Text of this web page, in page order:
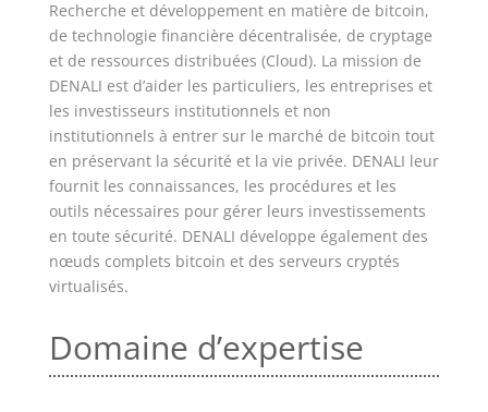
Recherche et développement en matière de bitcoin,
de technologie financière décentralisée, de cryptage
et de ressources distribuées (Cloud). La mission de
DENALI est d’aider les particuliers, les entreprises et
les investisseurs institutionnels et non
institutionnels à entrer sur le marché de bitcoin tout
en préservant la sécurité et la vie privée. DENALI leur
fournit les connaissances, les procédures et les
outils nécessaires pour gérer leurs investissements
en toute sécurité. DENALI développe également des
nœuds complets bitcoin et des serveurs cryptés
virtualisés.
Domaine d’expertise